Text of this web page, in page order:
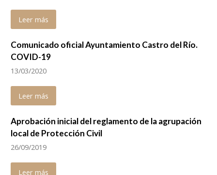
Leer más
Comunicado oficial Ayuntamiento Castro del Río.
COVID-19
13/03/2020
Leer más
Aprobación inicial del reglamento de la agrupación
local de Protección Civil
26/09/2019
Leer más